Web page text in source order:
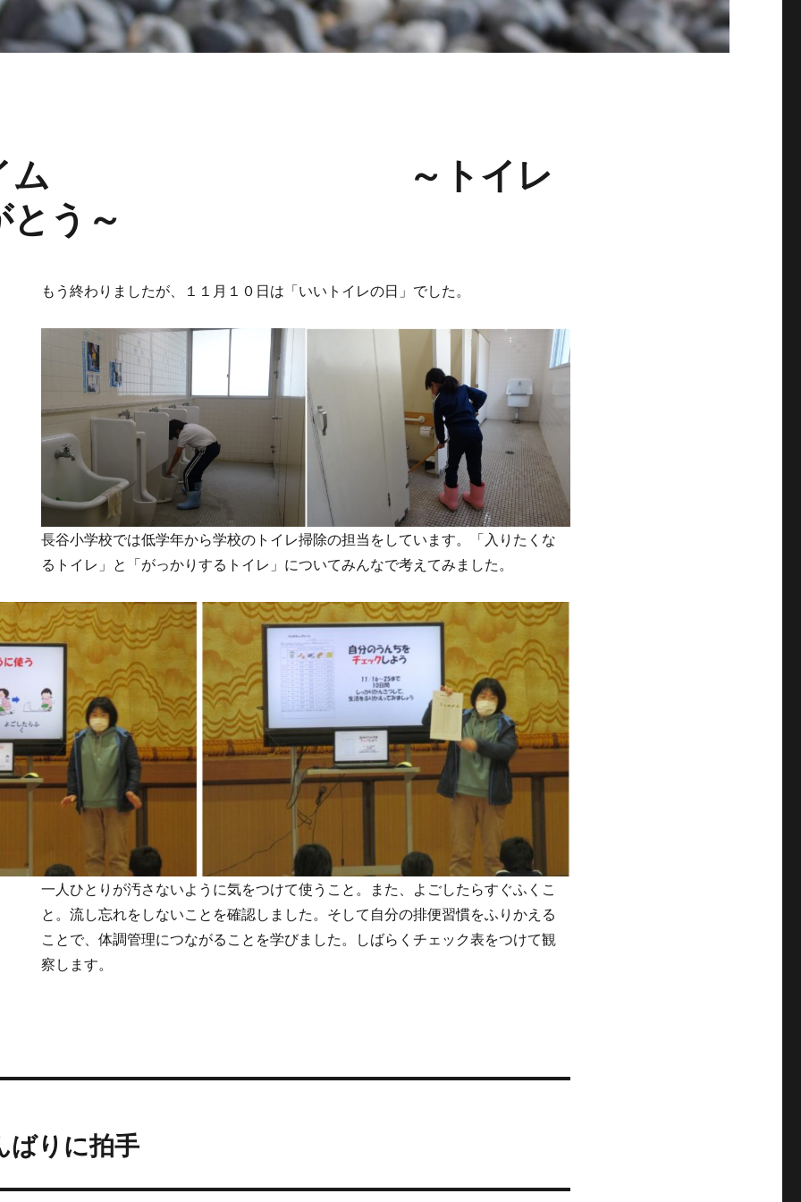
タイム ～トイレ
う～
もう終わりましたが、１１月１０日は「いいトイレの日」でした。
長谷小学校では低学年から学校のトイレ掃除の担当をしています。「入りたくな
るトイレ」と「がっかりするトイレ」についてみんなで考えてみました。
一人ひとりが汚さないように気をつけて使うこと。また、よごしたらすぐふくこ
と。流し忘れをしないことを確認しました。そして自分の排便習慣をふりかえる
ことで、体調管理につながることを学びました。しばらくチェック表をつけて観
察します。
ばりに拍手